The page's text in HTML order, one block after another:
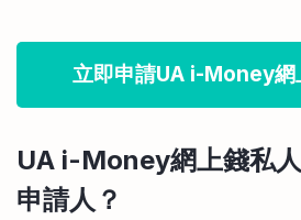
立即申請UA i-Money網
UA i-Money網上錢私
申請人？